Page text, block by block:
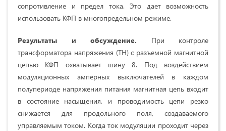
сопротивление и предел тока. Это дает возможность
использовать КФП в многопредельном режиме.
Результаты и обсуждение. При контроле
трансформатора напряжения (ТН) с разъемной магнитной
цепью КФП охватывает шину 8. Под воздействием
модуляционных амперных выключателей в каждом
полупериоде напряжения питания магнитная цепь входит
в состояние насыщения, и проводимость цепи резко
снижается для продольного поля, создаваемого
управляемым током. Когда ток модуляции проходит через